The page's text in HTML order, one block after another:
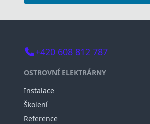
+420 608 812 787
OSTROVNÍ ELEKTRÁRNY
Instalace
Školení
Reference